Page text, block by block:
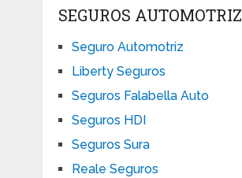
SEGUROS AUTOMOTRIZ
Seguro Automotriz
Liberty Seguros
Seguros Falabella Auto
Seguros HDI
Seguros Sura
Reale Seguros